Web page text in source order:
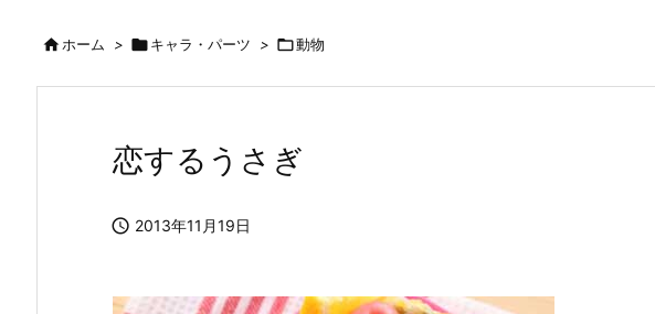
ホーム > キャラ・パーツ > 動物
恋するうさぎ
 2013年11月19日